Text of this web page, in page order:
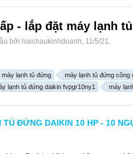
- lắp đặt máy lạnh
bởi haichaukinhdoanh, 11/5/21.
máy lạnh tủ đứng máy lạnh tủ đứng công
lạnh tủ đứng daikin fvpgr10ny1 máy
TỦ ĐỨNG DAIKIN 10 HP - 10